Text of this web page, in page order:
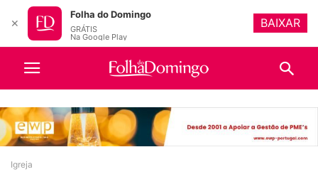
Igreja
✕
Folha do Domingo
GRÁTIS
Na Google Play
BAIXAR